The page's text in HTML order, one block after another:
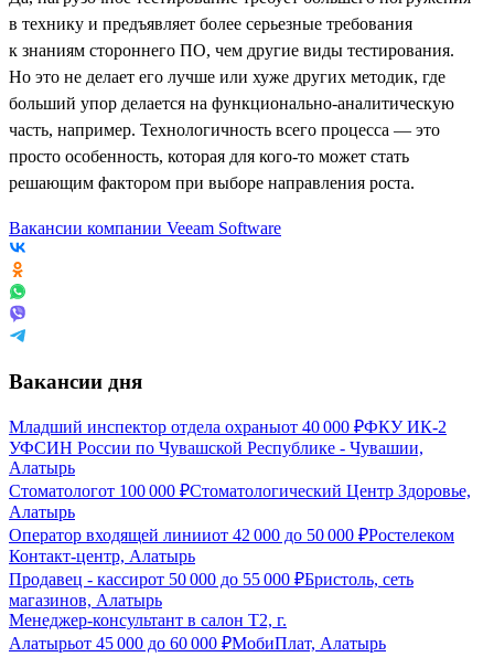
в технику и предъявляет более серьезные требования
к знаниям стороннего ПО, чем другие виды тестирования.
Но это не делает его лучше или хуже других методик, где
больший упор делается на функционально-аналитическую
часть, например. Технологичность всего процесса — это
просто особенность, которая для кого-то может стать
решающим фактором при выборе направления роста.
Вакансии компании Veeam Software
Вакансии дня
Младший инспектор отдела охраныот 40 000 ₽ФКУ ИК-2
УФСИН России по Чувашской Республике - Чувашии,
Алатырь
Стоматологот 100 000 ₽Стоматологический Центр Здоровье,
Алатырь
Оператор входящей линииот 42 000 до 50 000 ₽Ростелеком
Контакт-центр, Алатырь
Продавец - кассирот 50 000 до 55 000 ₽Бристоль, сеть
магазинов, Алатырь
Менеджер-консультант в салон Т2, г.
Алатырьот 45 000 до 60 000 ₽МобиПлат, Алатырь